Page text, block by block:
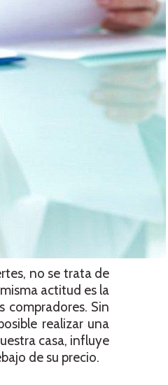
no se trata de
actitud es la
compradores. Sin
realizar una
casa, influye
de su precio.